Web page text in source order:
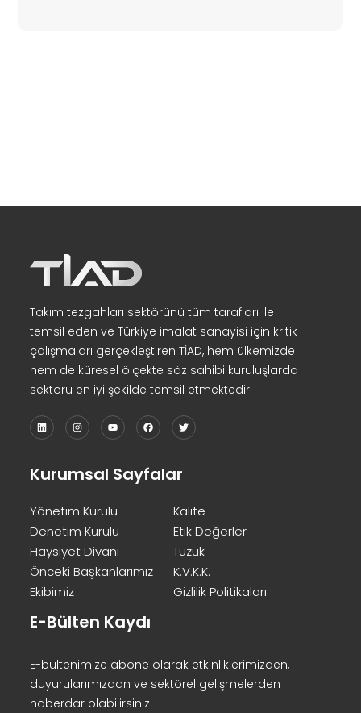
Takım tezgahları sektörünü tüm tarafları ile
temsil eden ve Türkiye imalat sanayisi için kritik
çalışmaları gerçekleştiren TİAD, hem ülkemizde
hem de küresel ölçekte söz sahibi kuruluşlarda
sektörü en iyi şekilde temsil etmektedir.
Kurumsal Sayfalar
Yönetim Kurulu
Denetim Kurulu
Haysiyet Divanı
Önceki Başkanlarımız
Ekibimiz
Kalite
Etik Değerler
Tüzük
K.V.K.K.
Gizlilik Politikaları
E-Bülten Kaydı
E-bültenimize abone olarak etkinliklerimizden,
duyurularımızdan ve sektörel gelişmelerden
haberdar olabilirsiniz.